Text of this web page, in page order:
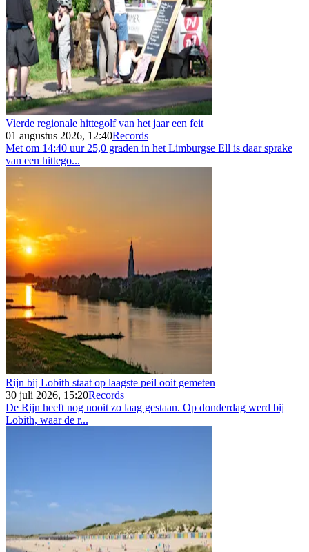
Vierde regionale hittegolf van het jaar een feit
01 augustus 2026, 12:40Records
Met om 14:40 uur 25,0 graden in het Limburgse Ell is daar sprake
van een hittego...
Rijn bij Lobith staat op laagste peil ooit gemeten
30 juli 2026, 15:20Records
De Rijn heeft nog nooit zo laag gestaan. Op donderdag werd bij
Lobith, waar de r...